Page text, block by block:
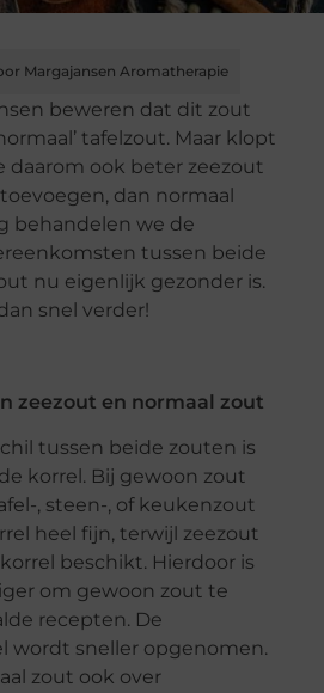
Margajansen Aromatherapie
beweren dat dit zout
tafelzout. Maar klopt
daarom ook beter zeezout
dan normaal
behandelen we de
tussen beide
nu eigenlijk gezonder is.
snel verder!
zeezout en normaal zout
tussen beide zouten is
korrel. Bij gewoon zout
, steen-, of keukenzout
heel fijn, terwijl zeezout
beschikt. Hierdoor is
om gewoon zout te
recepten. De
wordt sneller opgenomen.
zout ook over